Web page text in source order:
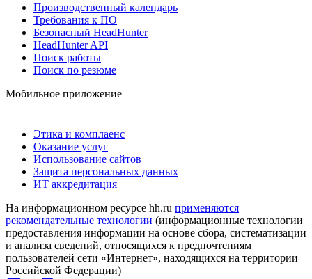
Производственный календарь
Требования к ПО
Безопасный HeadHunter
HeadHunter API
Поиск работы
Поиск по резюме
Мобильное приложение
Этика и комплаенс
Оказание услуг
Использование сайтов
Защита персональных данных
ИТ аккредитация
На информационном ресурсе hh.ru применяются
рекомендательные технологии (информационные технологии
предоставления информации на основе сбора, систематизации
и анализа сведений, относящихся к предпочтениям
пользователей сети «Интернет», находящихся на территории
Российской Федерации)